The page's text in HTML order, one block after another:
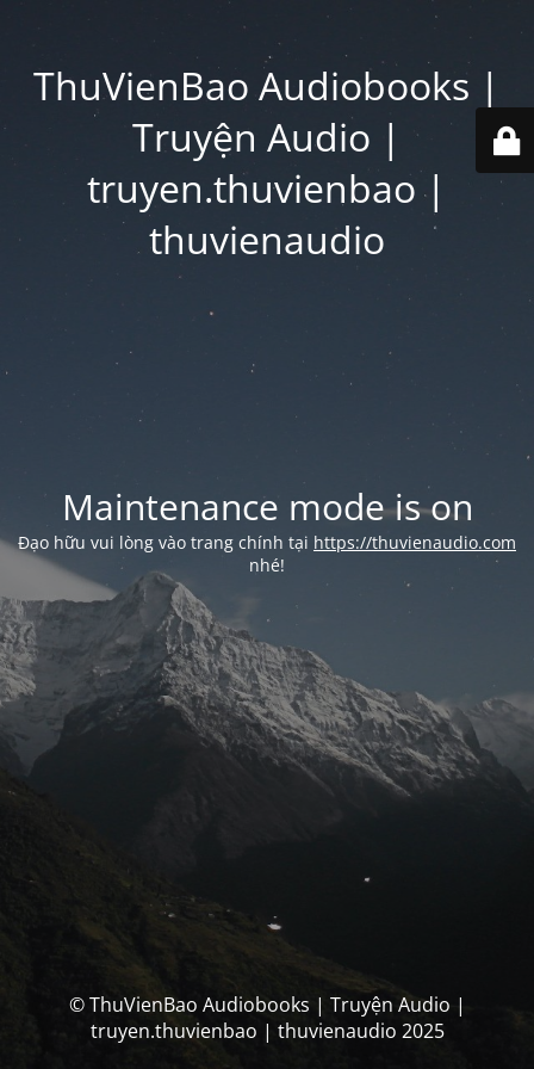
ThuVienBao Audiobooks |
Truyện Audio |
truyen.thuvienbao |
thuvienaudio
Maintenance mode is on
Đạo hữu vui lòng vào trang chính tại https://thuvienaudio.com
nhé!
© ThuVienBao Audiobooks | Truyện Audio |
truyen.thuvienbao | thuvienaudio 2025